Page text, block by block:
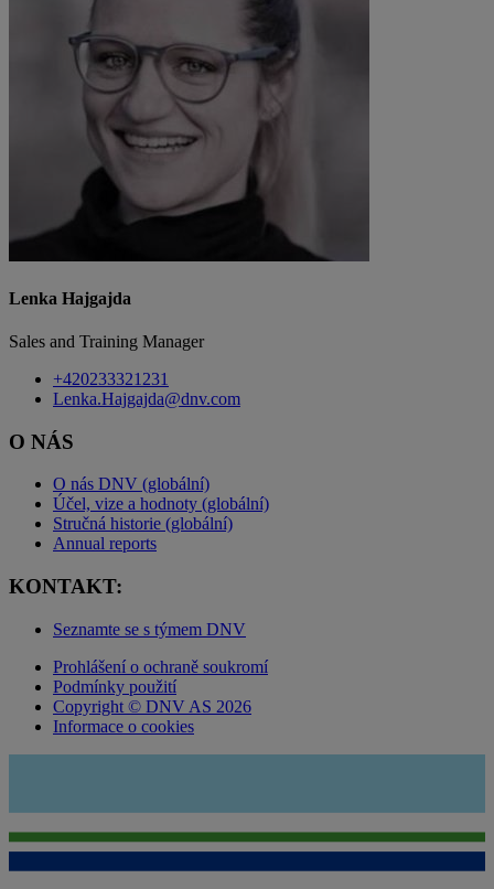
Lenka Hajgajda
Sales and Training Manager
+420233321231
Lenka.Hajgajda@dnv.com
O NÁS
O nás DNV (globální)
Účel, vize a hodnoty (globální)
Stručná historie (globální)
Annual reports
KONTAKT:
Seznamte se s týmem DNV
Prohlášení o ochraně soukromí
Podmínky použití
Copyright © DNV AS 2026
Informace o cookies